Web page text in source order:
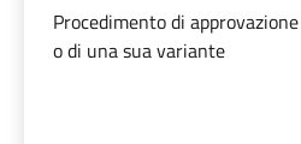
Procedimento di
o di una sua variante